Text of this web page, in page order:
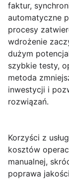
faktur,
automatyczne
procesy
wdrożenie
dużym
szybkie testy,
metoda
inwestycji i
rozwiązań.
Korzyści z
kosztów
manualnej,
poprawa